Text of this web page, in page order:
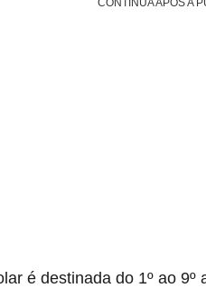
é destinada do 1º ao